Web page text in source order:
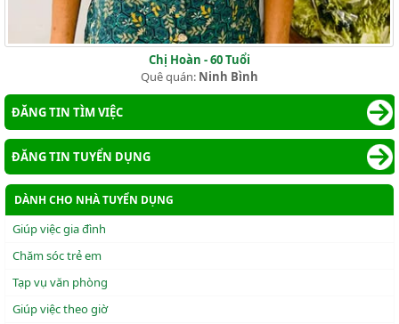
Chị Hoàn - 60 Tuổi
Quê quán: Ninh Bình
ĐĂNG TIN TÌM VIỆC
ĐĂNG TIN TUYỂN DỤNG
DÀNH CHO NHÀ TUYỂN DỤNG
Giúp việc gia đình
Chăm sóc trẻ em
Tạp vụ văn phòng
Giúp việc theo giờ